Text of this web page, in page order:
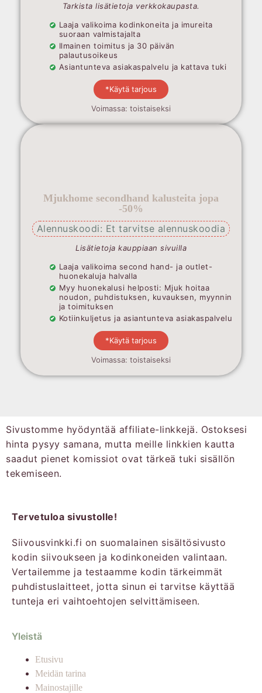
Tarkista lisätietoja verkkokaupasta.
Laaja valikoima kodinkoneita ja imureita
suoraan valmistajalta
Ilmainen toimitus ja 30 päivän
palautusoikeus
Asiantunteva asiakaspalvelu ja kattava tuki
*Käytä tarjous
Voimassa: toistaiseksi
Mjukhome secondhand kalusteita jopa
-50%
Alennuskoodi: Et tarvitse alennuskoodia
Lisätietoja kauppiaan sivuilla
Laaja valikoima second hand- ja outlet-
huonekaluja halvalla
Myy huonekalusi helposti: Mjuk hoitaa
noudon, puhdistuksen, kuvauksen, myynnin
ja toimituksen
Kotiinkuljetus ja asiantunteva asiakaspalvelu
*Käytä tarjous
Voimassa: toistaiseksi
Sivustomme hyödyntää affiliate-linkkejä. Ostoksesi
hinta pysyy samana, mutta meille linkkien kautta
saadut pienet komissiot ovat tärkeä tuki sisällön
tekemiseen.
Tervetuloa sivustolle!
Siivousvinkki.fi on suomalainen sisältösivusto
kodin siivoukseen ja kodinkoneiden valintaan.
Vertailemme ja testaamme kodin tärkeimmät
puhdistuslaitteet, jotta sinun ei tarvitse käyttää
tunteja eri vaihtoehtojen selvittämiseen.
Yleistä
Etusivu
Meidän tarina
Mainostajille